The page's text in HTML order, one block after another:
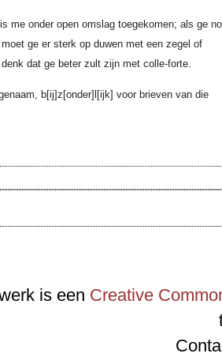
me onder open omslag toegekomen; als ge
ge er sterk op duwen met een zegel of
dat ge beter zult zijn met colle-forte.
b[ij]z[onder]l[ijk] voor brieven van die
is een Creative